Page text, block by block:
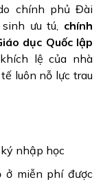
chính phủ Đài
ưu tú, chính
dục Quốc lập
lệ của nhà
luôn nỗ lực trau
nhập học
ở miễn phí được